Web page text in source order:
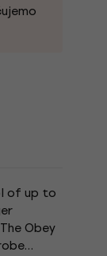
of up to
Obey